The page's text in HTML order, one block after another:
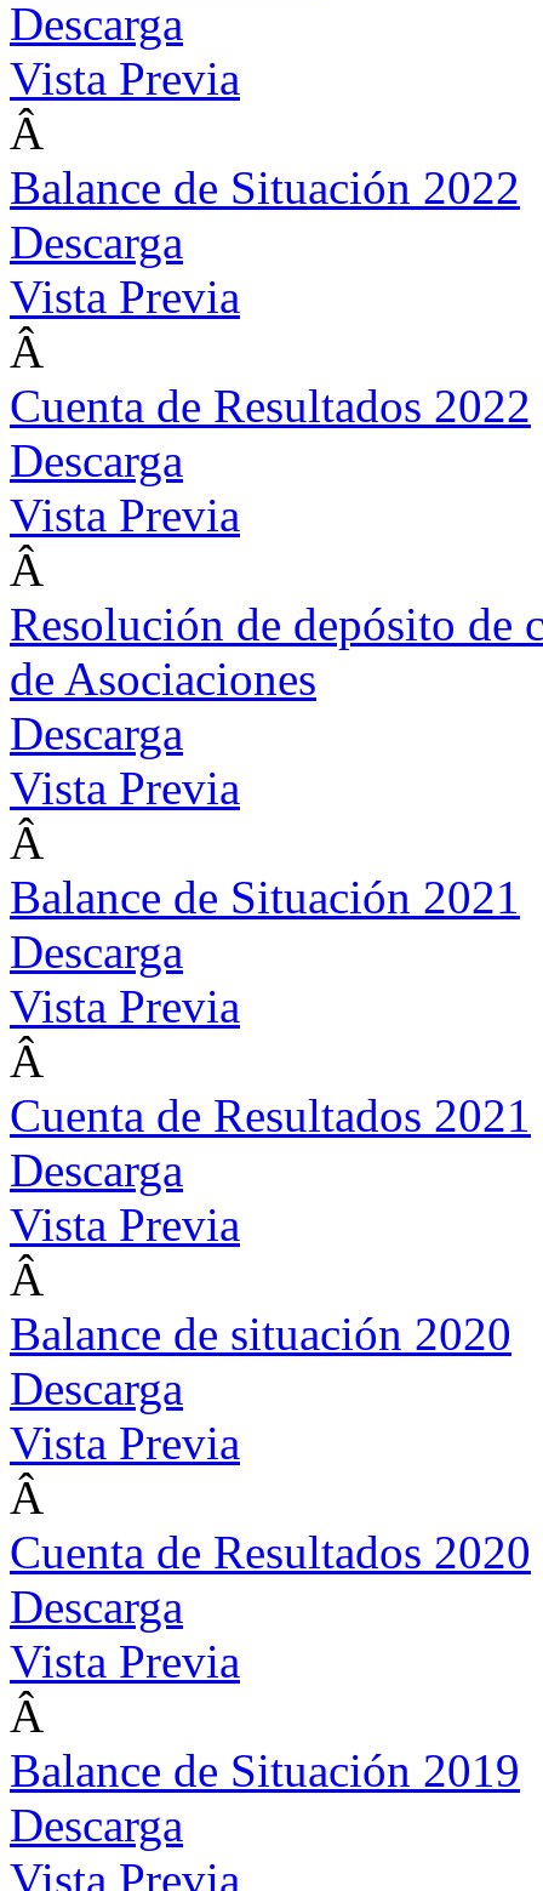
Descarga
Vista Previa
Â
Balance de Situación 2022
Descarga
Vista Previa
Â
Cuenta de Resultados 2022
Descarga
Vista Previa
Â
Resolución de depósito de
de Asociaciones
Descarga
Vista Previa
Â
Balance de Situación 2021
Descarga
Vista Previa
Â
Cuenta de Resultados 2021
Descarga
Vista Previa
Â
Balance de situación 2020
Descarga
Vista Previa
Â
Cuenta de Resultados 2020
Descarga
Vista Previa
Â
Balance de Situación 2019
Descarga
Vista Previa